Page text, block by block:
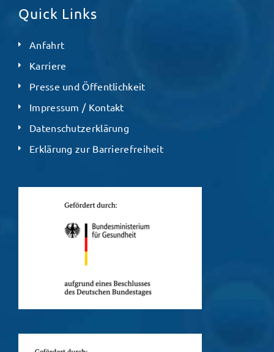
Quick Links
Anfahrt
Karriere
Presse und Öffentlichkeit
Impressum / Kontakt
Datenschutzerklärung
Erklärung zur Barrierefreiheit